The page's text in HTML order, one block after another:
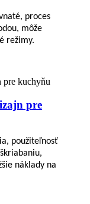
proces
môže
režimy.
pre
použiteľnosť
náklady na